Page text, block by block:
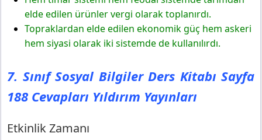
elde edilen ürünler vergi olarak toplanırdı.
Topraklardan elde edilen ekonomik güç hem askeri
hem siyasi olarak iki sistemde de kullanılırdı.
7. Sınıf Sosyal Bilgiler Ders Kitabı Sayfa
188 Cevapları Yıldırım Yayınları
Etkinlik Zamanı